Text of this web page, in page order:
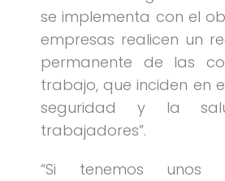
se implementa con el
empresas realicen un
permanente de las
trabajo, que inciden en
seguridad y la
trabajadores”.
“Si tenemos unos